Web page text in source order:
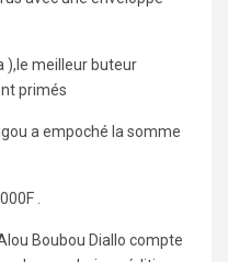
),le meilleur buteur
primés
a empoché la somme
.
Boubou Diallo compte